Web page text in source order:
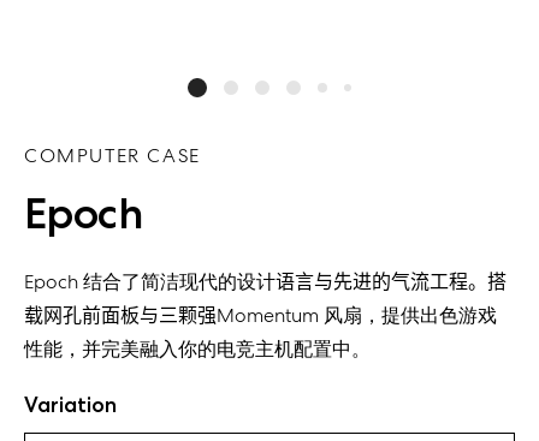
COMPUTER CASE
Epoch
Epoch结合了简洁现代的设计语言与先进的气流工程。 搭
载网孔前面板与三颗强Momentum 风扇，提供出色游戏
性能，并完美融入你的电竞主机配置中。
Variation